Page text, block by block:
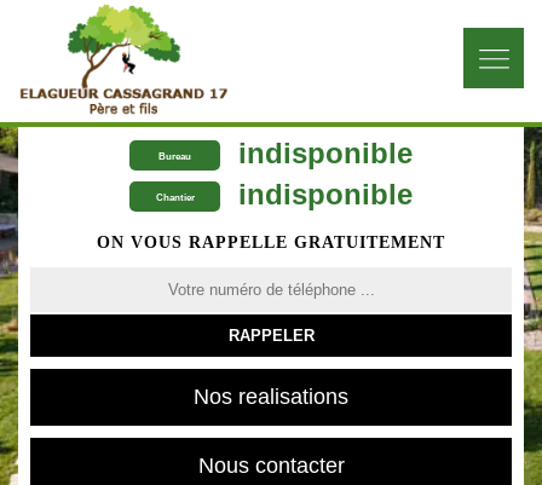
Bureau indisponible
Chantier indisponible
ON VOUS RAPPELLE GRATUITEMENT
Nos realisations
Nous contacter